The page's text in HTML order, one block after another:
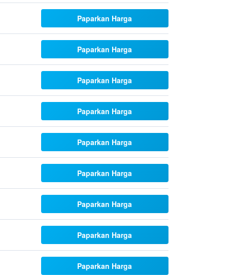
Paparkan Harga
Paparkan Harga
Paparkan Harga
Paparkan Harga
Paparkan Harga
Paparkan Harga
Paparkan Harga
Paparkan Harga
Paparkan Harga